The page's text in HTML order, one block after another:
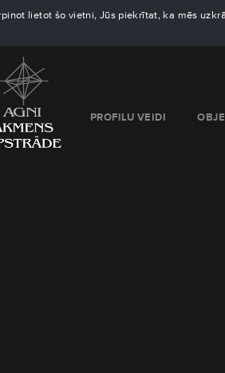
lietot šo vietni, Jūs piekrītat, ka mēs
PROFILU VEIDI